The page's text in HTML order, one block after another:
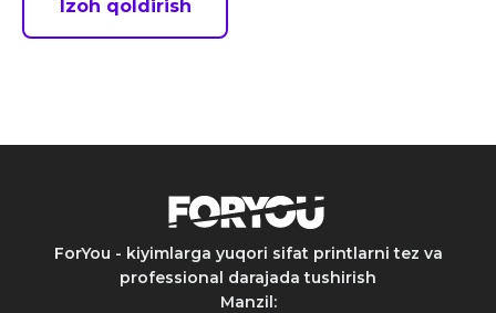
Izoh qoldirish
ForYou - kiyimlarga yuqori sifat printlarni tez va
professional darajada tushirish
Manzil: